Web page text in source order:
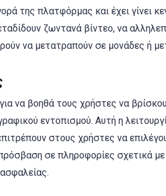
της πλατφόρμας και έχει γίνει
ζωντανά βίντεο, να
να μετατραπούν σε μονάδες ή
να βοηθά τους χρήστες να
εντοπισμού. Αυτή η
στους χρήστες να
σε πληροφορίες σχετικά